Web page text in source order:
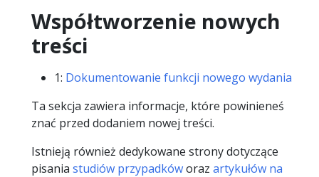
Współtworzenie nowych
treści
1: Dokumentowanie funkcji nowego wydania
Ta sekcja zawiera informacje, które powinieneś
znać przed dodaniem nowej treści.
Istnieją również dedykowane strony dotyczące
pisania studiów przypadkóworaz artykułów na